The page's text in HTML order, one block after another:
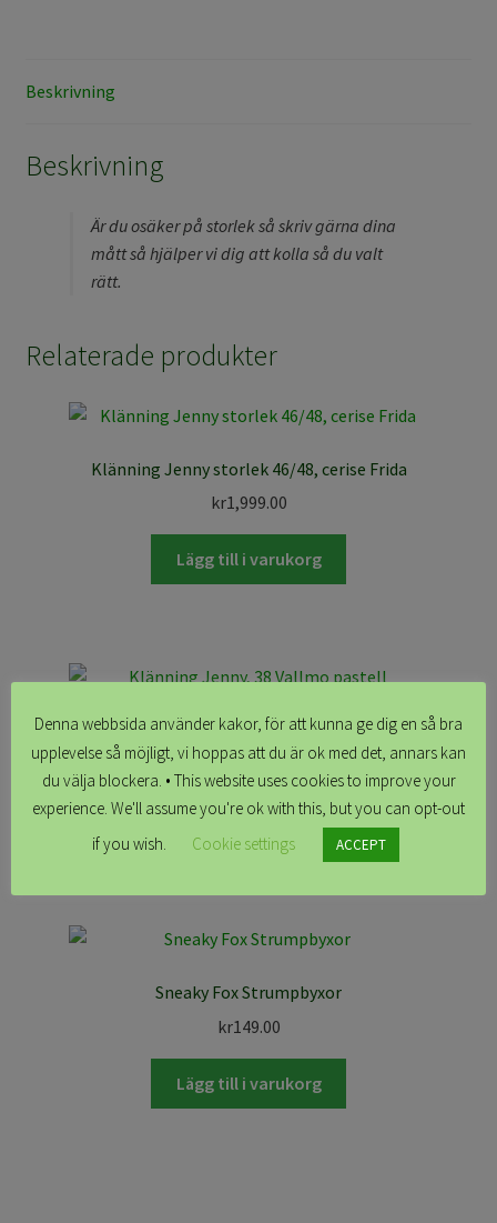
Beskrivning
Beskrivning
Är du osäker på storlek så skriv gärna dina
mått så hjälper vi dig att kolla så du valt
rätt.
Relaterade produkter
Klänning Jenny storlek 46/48, cerise Frida
kr1,999.00
Lägg till i varukorg
Klänning Jenny, 38 Vallmo pastell
kr1,599.00
Lägg till i varukorg
Sneaky Fox Strumpbyxor
kr149.00
Lägg till i varukorg
Denna webbsida använder kakor, för att kunna ge dig en så bra
upplevelse så möjligt, vi hoppas att du är ok med det, annars kan
du välja blockera. • This website uses cookies to improve your
experience. We'll assume you're ok with this, but you can opt-out
if you wish.
Cookie settings ACCEPT